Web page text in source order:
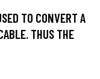
TO CONVERT A
THUS THE